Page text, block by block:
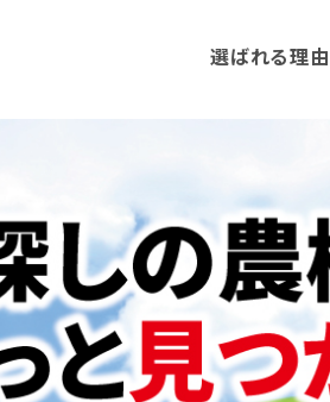
選ばれる理由